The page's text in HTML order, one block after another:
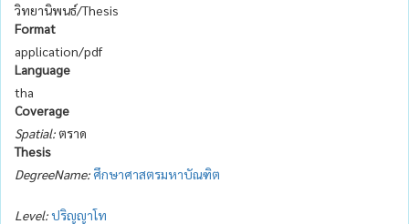
วิทยานิพนธ์/Thesis
Format
application/pdf
Language
tha
Coverage
Spatial:ตราด
Thesis
DegreeName: ศึกษาศาสตรมหาบัณฑิต
Level:ปริญญาโท